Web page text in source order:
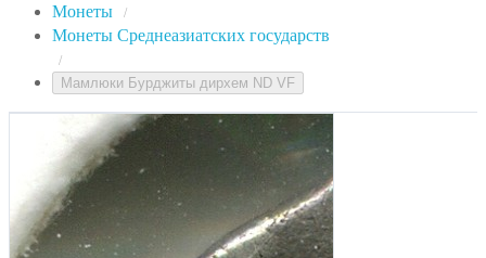
Монеты /
Монеты Среднеазиатских государств
/
Мамлюки Бурджиты дирхем ND VF